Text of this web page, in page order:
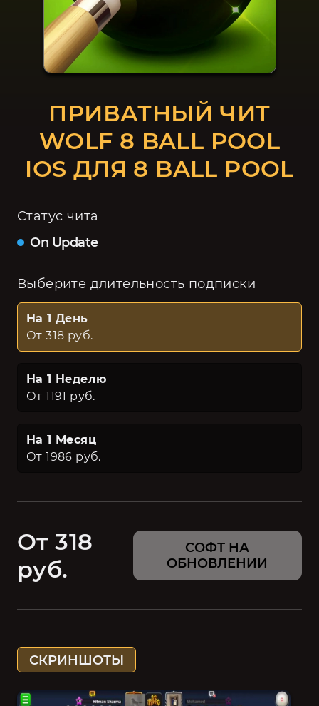
ПРИВАТНЫЙ ЧИТ
WOLF 8 BALL POOL
IOS ДЛЯ 8 BALL POOL
Статус чита
On Update
Выберите длительность подписки
На 1 День
От 318 руб.
На 1 Неделю
От 1191 руб.
На 1 Месяц
От 1986 руб.
СОФТ НА
ОБНОВЛЕНИИ
От 318
руб.
СКРИНШОТЫ